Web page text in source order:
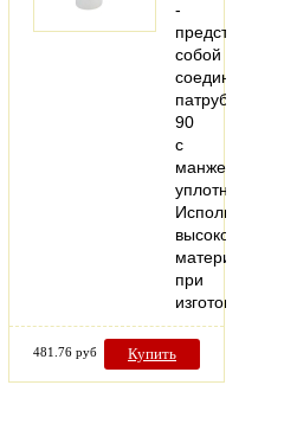
-
представляет
собой
патрубок
90
с
манжетным
уплотнением.
Использование
материалов
при
изготовлении…
481.76 руб Купить